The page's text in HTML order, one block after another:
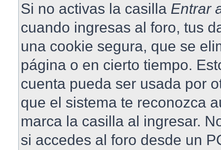
Si no activas la casilla Entrar
cuando ingresas al foro, tus
una cookie segura, que se
página o en cierto tiempo.
cuenta pueda ser usada por
que el sistema te reconozca
marca la casilla al ingresar.
si accedes al foro desde un